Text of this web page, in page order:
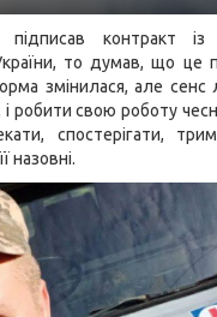
контракт із
то думав, що це
змінилася, але сенс
робити свою роботу
спостерігати,
назовні.